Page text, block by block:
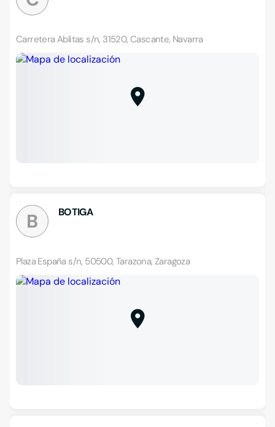
Carretera Ablitas s/n, 31520, Cascante, Navarra
B BOTIGA
Plaza España s/n, 50500, Tarazona, Zaragoza